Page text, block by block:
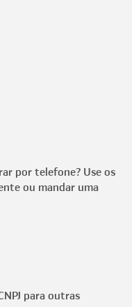
por telefone? Use os
ou mandar uma
para outras